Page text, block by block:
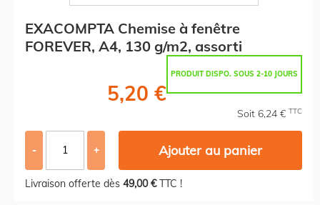
EXACOMPTA Chemise à fenêtre
FOREVER, A4, 130 g/m2, assorti
PRODUIT DISPO. SOUS 2-10 JOURS
5,20 €
Soit 6,24 € TTC
- + Ajouter au panier
Livraison offerte dès 49,00 €TTC !